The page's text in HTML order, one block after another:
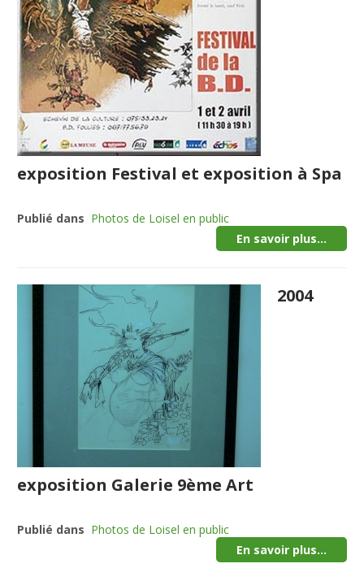
exposition Festival et exposition à Spa
Publié dans Photos de Loisel en public
En savoir plus...
2004
exposition Galerie 9ème Art
Publié dans Photos de Loisel en public
En savoir plus...